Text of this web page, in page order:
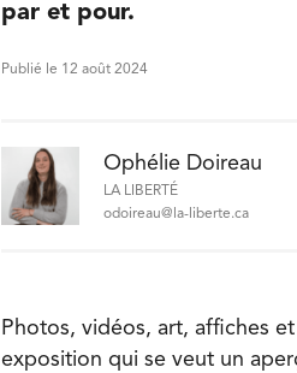
par et pour.
Publié le 12 août 2024
Ophélie Doireau
LA LIBERTÉ
odoireau@la-liberte.ca
Photos, vidéos, art, affiches
exposition qui se veut un